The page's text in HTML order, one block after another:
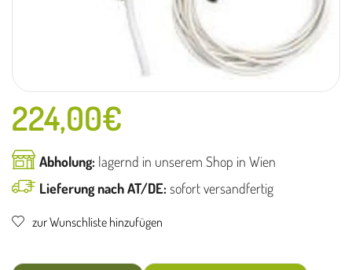
224,00€
Abholung: lagernd in unserem Shop in Wien
Lieferung nach AT/DE:sofort versandfertig
zur Wunschliste hinzufügen